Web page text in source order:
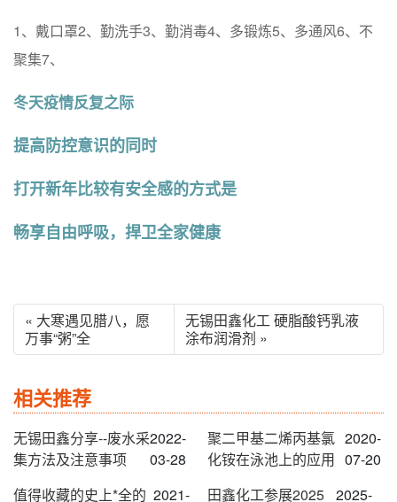
1、戴口罩2、勤洗手3、勤消毒4、多锻炼5、多通风6、不
聚集7、
冬天疫情反复之际
提高防控意识的同时
打开新年比较有安全感的方式是
畅享自由呼吸，捍卫全家健康
« 大寒遇见腊八，愿
万事“粥”全
无锡田鑫化工 硬脂酸钙乳液
涂布润滑剂 »
相关推荐
无锡田鑫分享--废水采
集方法及注意事项
2022-
03-28
聚二甲基二烯丙基氯
化铵在泳池上的应用
2020-
07-20
值得收藏的史上*全的 2021- 田鑫化工参展2025 2025-